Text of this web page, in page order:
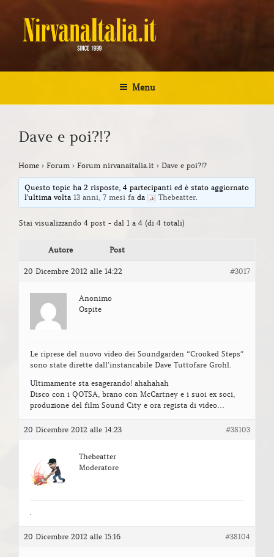
contenuto
NIRVANA ITALIA
Menu
Dave e poi?!?
Home › Forum › Forum nirvanaitalia.it › Dave e poi?!?
Questo topic ha 2 risposte, 4 partecipanti ed è stato aggiornato
l'ultima volta13 anni, 7 mesi fa da Thebeatter.
Stai visualizzando 4 post - dal 1 a 4 (di 4 totali)
Autore Post
20 Dicembre 2012 alle 14:22 #3017
Anonimo
Ospite
Le riprese del nuovo video dei Soundgarden “Crooked Steps”
sono state dirette dall’instancabile Dave Tuttofare Grohl.
Ultimamente sta esagerando! ahahahah
Disco con i QOTSA, brano con McCartney e i suoi ex soci,
produzione del film Sound City e ora regista di video…
20 Dicembre 2012 alle 14:23 #38103
Thebeatter
Moderatore
.
20 Dicembre 2012 alle 15:16 #38104